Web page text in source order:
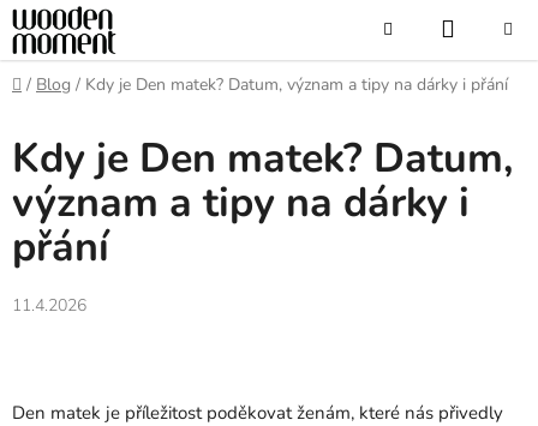
Přejít
na
obsah
KOŠÍK
Domů
/ Blog / Kdy je Den matek? Datum, význam a tipy na dárky i přání
Kdy je Den matek? Datum,
význam a tipy na dárky i
přání
11.4.2026
Den matek je příležitost poděkovat ženám, které nás přivedly